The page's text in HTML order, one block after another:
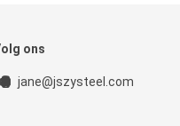
ons
jane@jszysteel.com